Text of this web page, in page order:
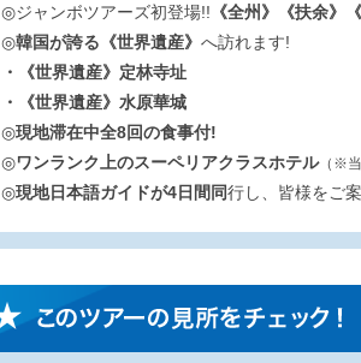
◎ジャンボツアーズ初登場!! 《全州》《扶余》
◎韓国が誇る《世界遺産》 へ訪れます!
・《世界遺産》定林寺址
・《世界遺産》水原華城
◎現地滞在中全8回の食事付!
◎ワンランク上のスーペリアクラスホテル（※当
◎現地日本語ガイドが4日間同行し、皆様をご